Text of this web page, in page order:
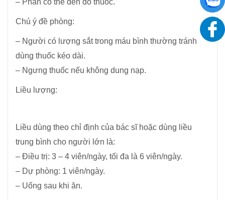
Chú ý đề phòng:
– Người có lượng sắt trong máu bình thường tránh
dùng thuốc kéo dài.
– Ngưng thuốc nếu không dung nạp.
Liều lượng:
Liều dùng theo chỉ định của bác sĩ hoặc dùng liều
trung bình cho người lớn là:
– Điều trị: 3 – 4 viên/ngày, tối đa là 6 viên/ngày.
– Dự phòng: 1 viên/ngày.
– Uống sau khi ăn.